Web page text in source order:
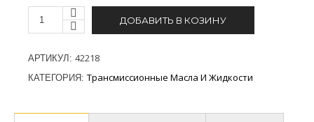
ДОБАВИТЬ В КОЗИНУ
АРТИКУЛ: 42218
КАТЕГОРИЯ: Трансмиссионные Масла И Жидкости